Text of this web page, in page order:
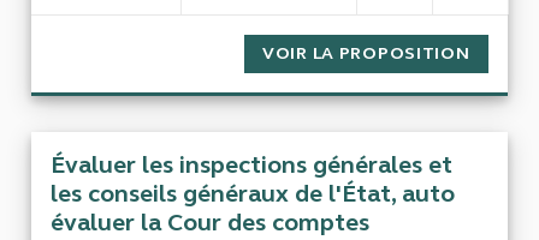
VOIR LA PROPOSITION
Évaluer les inspections générales et
les conseils généraux de l'État, auto
évaluer la Cour des comptes